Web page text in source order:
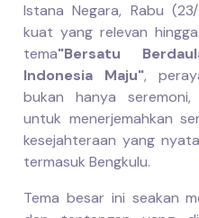
Istana Negara, Rabu
kuat yang relevan
tema"Bersatu
Indonesia Maju",
bukan hanya
untuk menerjemahkan
kesejahteraan yang
termasuk Bengkulu.
Tema besar ini seakan